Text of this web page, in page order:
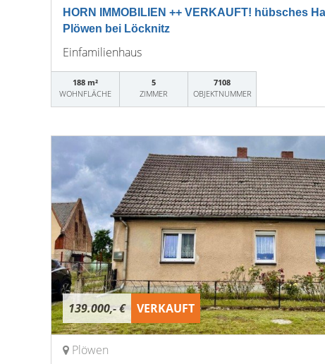
HORN IMMOBILIEN ++ VERKAUFT! hübsches
Plöwen bei Löcknitz
Einfamilienhaus
188 m²
WOHNFLÄCHE
5
ZIMMER
7108
OBJEKTNUMMER
139.000,- € VERKAUFT
Plöwen